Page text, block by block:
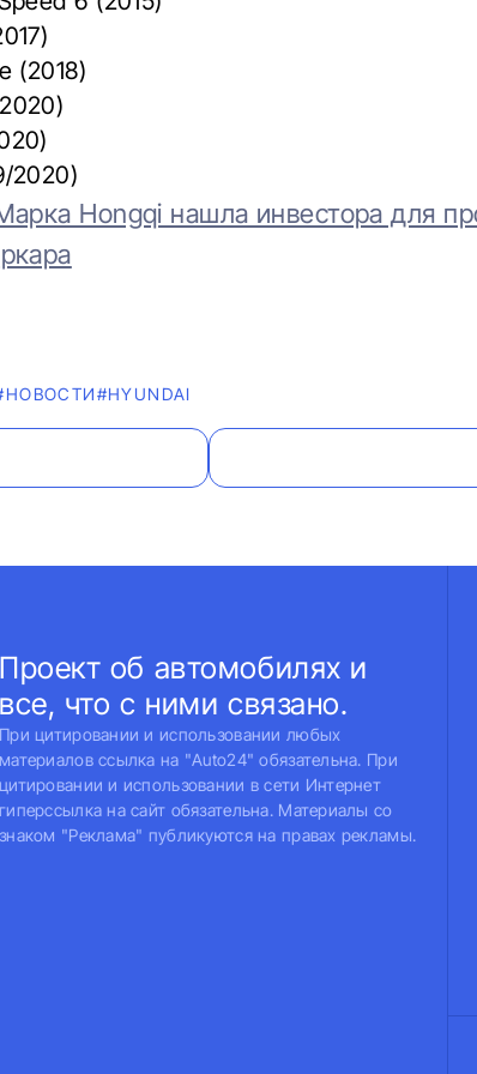
(2018)
2020)
Hongqi нашла инвестора для
#HYUNDAI
Проект об автомобилях и
все, что с ними связано.
При цитировании и использовании любых
материалов ссылка на "Auto24" обязательна. При
цитировании и использовании в сети Интернет
гиперссылка на сайт обязательна. Материалы со
знаком "Реклама" публикуются на правах рекламы.